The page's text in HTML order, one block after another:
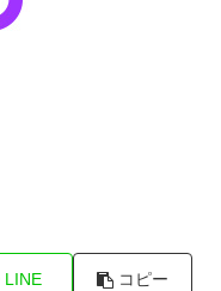
LINE コピー